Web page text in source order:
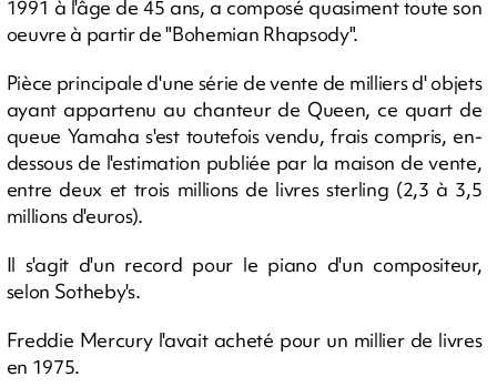
1991 à l'âge de 45 ans, a composé quasiment toute son
oeuvre à partir de "Bohemian Rhapsody".
Pièce principale d'une série de vente de milliers d' objets
ayant appartenu au chanteur de Queen, ce quart de
queue Yamaha s'est toutefois vendu, frais compris, en-
dessous de l'estimation publiée par la maison de vente,
entre deux et trois millions de livres sterling (2,3 à 3,5
millions d'euros).
Il s'agit d'un record pour le piano d'un compositeur,
selon Sotheby's.
Freddie Mercury l'avait acheté pour un millier de livres
en 1975.